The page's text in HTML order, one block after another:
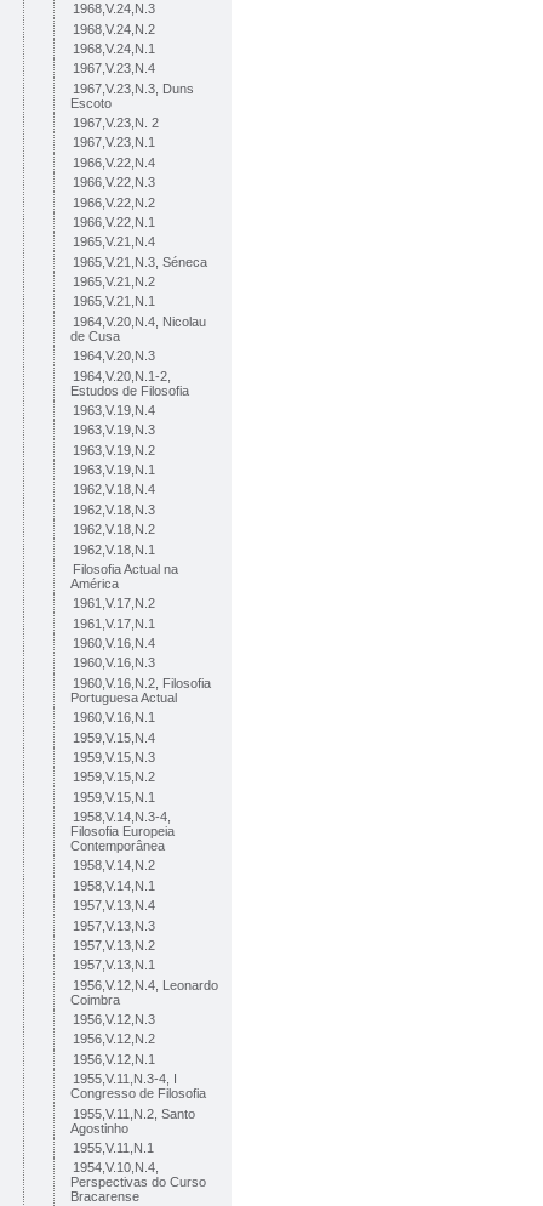
1968,V.24,N.3
1968,V.24,N.2
1968,V.24,N.1
1967,V.23,N.4
1967,V.23,N.3, Duns
Escoto
1967,V.23,N. 2
1967,V.23,N.1
1966,V.22,N.4
1966,V.22,N.3
1966,V.22,N.2
1966,V.22,N.1
1965,V.21,N.4
1965,V.21,N.3, Séneca
1965,V.21,N.2
1965,V.21,N.1
1964,V.20,N.4, Nicolau
de Cusa
1964,V.20,N.3
1964,V.20,N.1-2,
Estudos de Filosofia
1963,V.19,N.4
1963,V.19,N.3
1963,V.19,N.2
1963,V.19,N.1
1962,V.18,N.4
1962,V.18,N.3
1962,V.18,N.2
1962,V.18,N.1
Filosofia Actual na
América
1961,V.17,N.2
1961,V.17,N.1
1960,V.16,N.4
1960,V.16,N.3
1960,V.16,N.2, Filosofia
Portuguesa Actual
1960,V.16,N.1
1959,V.15,N.4
1959,V.15,N.3
1959,V.15,N.2
1959,V.15,N.1
1958,V.14,N.3-4,
Filosofia Europeia
Contemporânea
1958,V.14,N.2
1958,V.14,N.1
1957,V.13,N.4
1957,V.13,N.3
1957,V.13,N.2
1957,V.13,N.1
1956,V.12,N.4, Leonardo
Coimbra
1956,V.12,N.3
1956,V.12,N.2
1956,V.12,N.1
1955,V.11,N.3-4, I
Congresso de Filosofia
1955,V.11,N.2, Santo
Agostinho
1955,V.11,N.1
1954,V.10,N.4,
Perspectivas do Curso
Bracarense